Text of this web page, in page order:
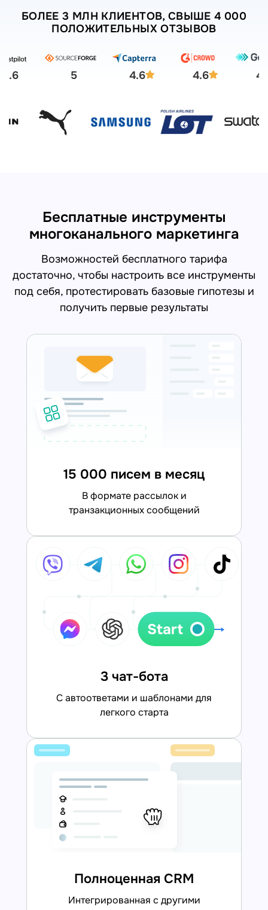
БОЛЕЕ 3 МЛН КЛИЕНТОВ, СВЫШЕ 4 000
ПОЛОЖИТЕЛЬНЫХ ОТЗЫВОВ
4.6 5 4.6 4.6
Бесплатные инструменты
многоканального маркетинга
Возможностей бесплатного тарифа
достаточно, чтобы настроить все инструменты
под себя, протестировать базовые гипотезы и
получить первые результаты
15 000 писем в месяц
в формате рассылок и
транзакционных сообщений
3 чат-бота
С автоответами и шаблонами для
легкого старта
Полноценная CRM
интегрированная с другими